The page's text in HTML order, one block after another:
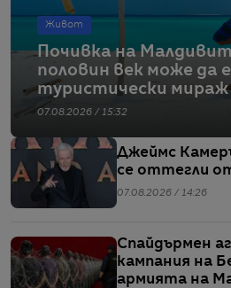
Живот
Почивка на
половин век може да е
туристически мираж
07.08.2026 / 15:32
Джеймс
се оттегли
07.08.2026 / 14:26
Спайдърмен
кампания на
армията на